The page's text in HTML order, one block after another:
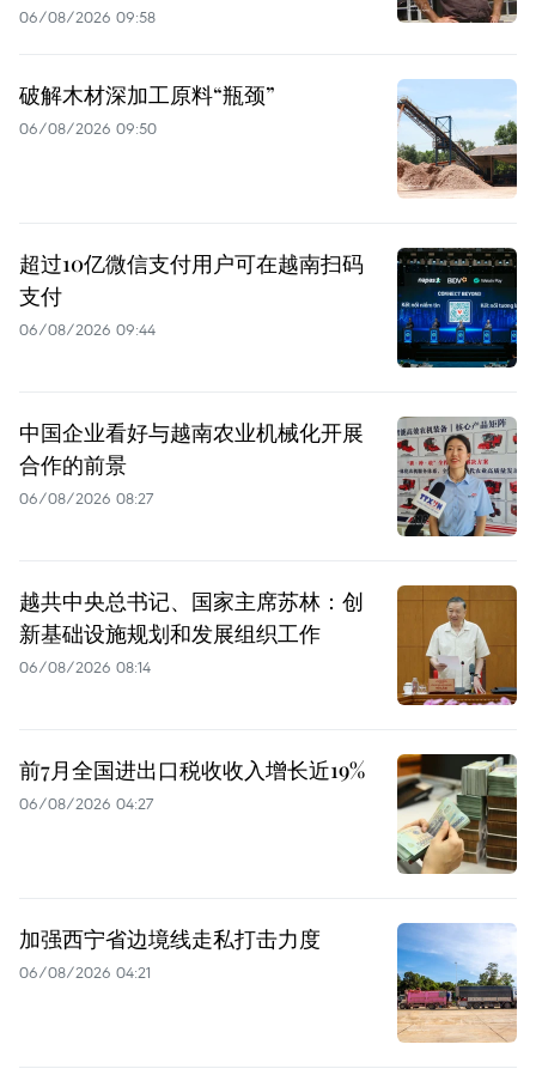
06/08/2026 09:58
破解木材深加工原料“瓶颈”
06/08/2026 09:50
超过10亿微信支付用户可在越南扫码
支付
06/08/2026 09:44
中国企业看好与越南农业机械化开展
合作的前景
06/08/2026 08:27
越共中央总书记、国家主席苏林：创
新基础设施规划和发展组织工作
06/08/2026 08:14
前7月全国进出口税收收入增长近19%
06/08/2026 04:27
加强西宁省边境线走私打击力度
06/08/2026 04:21